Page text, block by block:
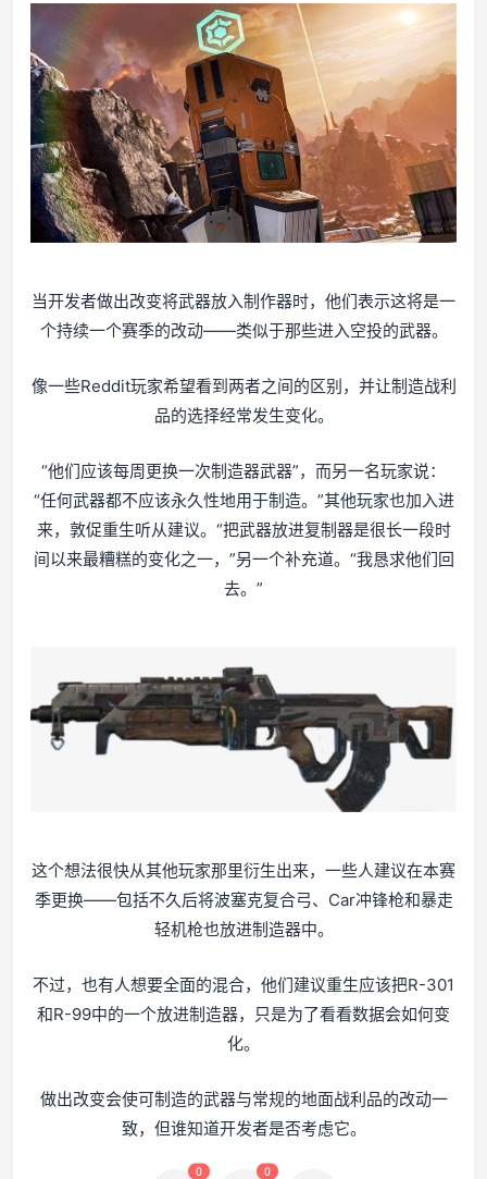
当开发者做出改变将武器放入制作器时，他们表示这将是一
个持续一个赛季的改动——类似于那些进入空投的武器。
像一些Reddit玩家希望看到两者之间的区别，并让制造战利
品的选择经常发生变化。
“他们应该每周更换一次制造器武器”，而另一名玩家说：
“任何武器都不应该永久性地用于制造。”其他玩家也加入进
来，敦促重生听从建议。“把武器放进复制器是很长一段时
间以来最糟糕的变化之一，”另一个补充道。“我恳求他们回
去。”
这个想法很快从其他玩家那里衍生出来，一些人建议在本赛
季更换——包括不久后将波塞克复合弓、Car冲锋枪和暴走
轻机枪也放进制造器中。
不过，也有人想要全面的混合，他们建议重生应该把R-301
和R-99中的一个放进制造器，只是为了看看数据会如何变
化。
做出改变会使可制造的武器与常规的地面战利品的改动一
致，但谁知道开发者是否考虑它。
0 0